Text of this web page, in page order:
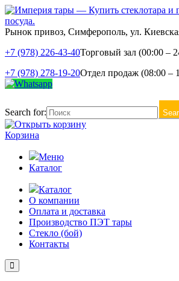
Рынок привоз, Симферополь, ул.
+7 (978) 226-43-40Торговый зал (00:00 –
+7 (978) 278-19-20Отдел продаж (08:00 –
Search for:
Корзина
Меню
Каталог
Каталог
О компании
Оплата и доставка
Производство ПЭТ тары
Стекло (бой)
Контакты